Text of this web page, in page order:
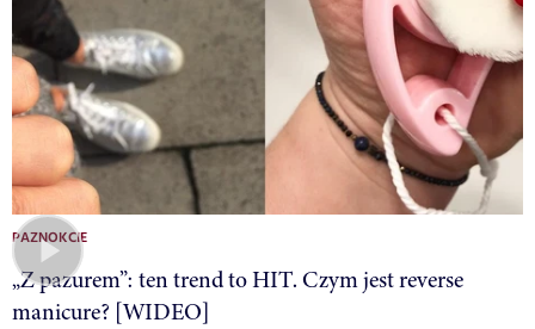
PAZNOKCIE
„Z pazurem”: ten trend to HIT. Czym jest reverse
manicure? [WIDEO]